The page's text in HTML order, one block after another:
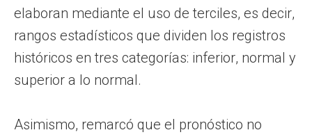
elaboran mediante el uso de terciles, es decir,
rangos estadísticos que dividen los registros
históricos en tres categorías: inferior, normal y
superior a lo normal.
Asimismo, remarcó que el pronóstico no